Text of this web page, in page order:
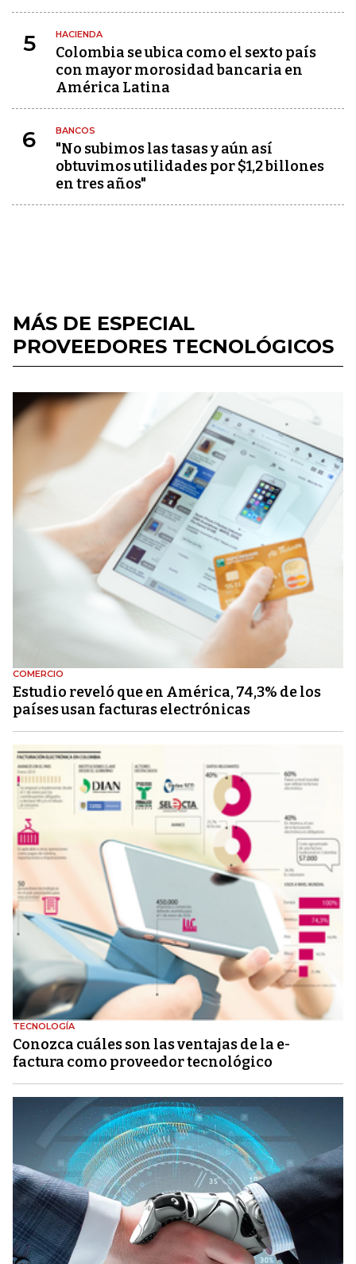
5 HACIENDA
Colombia se ubica como el sexto país
con mayor morosidad bancaria en
América Latina
6 BANCOS
"No subimos las tasas y aún así
obtuvimos utilidades por $1,2 billones
en tres años"
MÁS DE ESPECIAL
PROVEEDORES TECNOLÓGICOS
COMERCIO
Estudio reveló que en América, 74,3% de los
países usan facturas electrónicas
TECNOLOGÍA
Conozca cuáles son las ventajas de la e-
factura como proveedor tecnológico